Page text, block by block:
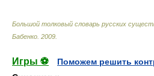
Большой толковый словарь русских
Бабенко 2009
Игры ⚽
Поможем решить